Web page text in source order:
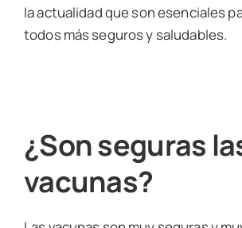
la actualidad que son esenciales
todos más seguros y saludables.
¿Son seguras
vacunas?